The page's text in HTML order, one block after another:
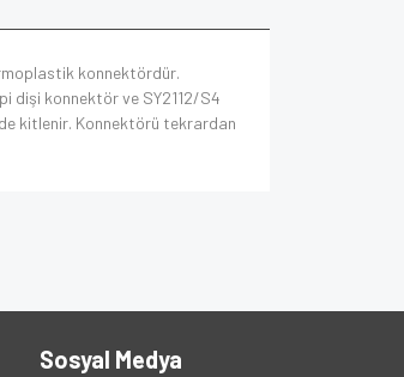
konnektördür.
dişi konnektör ve SY2112/S4
kitlenir. Konnektörü tekrardan
Sosyal Medya